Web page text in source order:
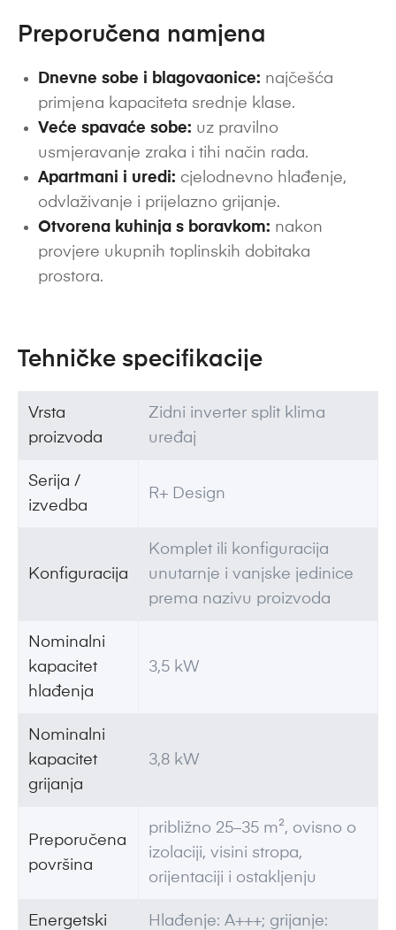
Preporučena namjena
Dnevne sobe i blagovaonice: najčešća
primjena kapaciteta srednje klase.
Veće spavaće sobe: uz pravilno
usmjeravanje zraka i tihi način rada.
Apartmani i uredi: cjelodnevno hlađenje,
odvlaživanje i prijelazno grijanje.
Otvorena kuhinja s boravkom: nakon
provjere ukupnih toplinskih dobitaka
prostora.
Tehničke specifikacije
Vrsta
proizvoda
Zidni inverter split klima
uređaj
Serija /
izvedba
R+ Design
Konfiguracija
Komplet ili konfiguracija
unutarnje i vanjske jedinice
prema nazivu proizvoda
Nominalni
kapacitet
hlađenja
3,5 kW
Nominalni
kapacitet
grijanja
3,8 kW
Preporučena
površina
približno 25–35 m², ovisno o
izolaciji, visini stropa,
orijentaciji i ostakljenju
Energetski
Hlađenje: A+++; grijanje: